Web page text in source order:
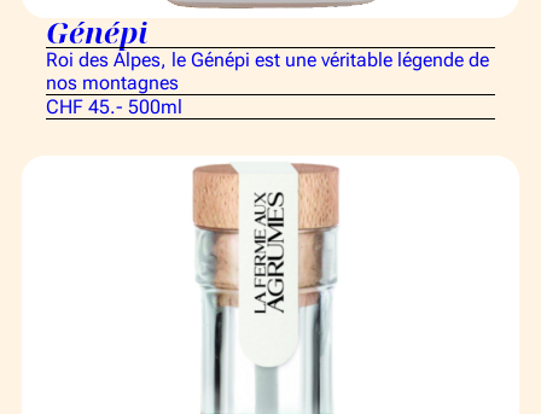
Génépi
Roi des Alpes, le Génépi est une véritable légende de
nos montagnes
CHF 45.- 500ml